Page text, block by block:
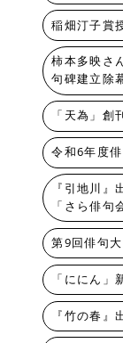
稲畑汀子賞
柿本多映さ
句碑建立除
「天為」創
令和6年度
『引地川』
「さら俳句
第9回俳句
「ににん」
『竹の春』